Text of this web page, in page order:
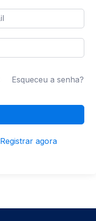
Esqueceu a senha?
Registrar agora